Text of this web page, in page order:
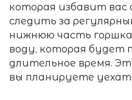
которая избавит
следить за
нижнюю часть
воду, которая будет
длительное время.
вы планируете